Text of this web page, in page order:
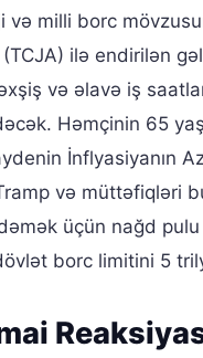
milli borc
(TCJA) ilə endirilən
və əlavə iş
Həmçinin 65
İnflyasiyanın
və müttəfiqləri
üçün nağd
borc limitini 5